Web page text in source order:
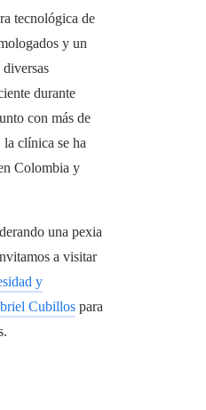
tecnológica de
y un
durante
con más de
la clínica se ha
Colombia y
una pexia
a visitar
y
Cubillos para